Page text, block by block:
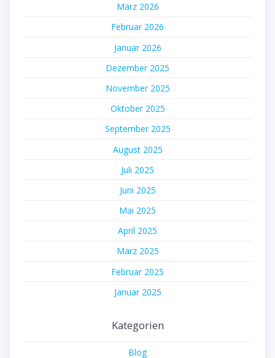
März 2026
Februar 2026
Januar 2026
Dezember 2025
November 2025
Oktober 2025
September 2025
August 2025
Juli 2025
Juni 2025
Mai 2025
April 2025
März 2025
Februar 2025
Januar 2025
Kategorien
Blog